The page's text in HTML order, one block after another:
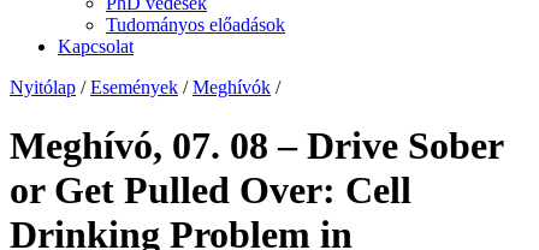
Tudományos előadások
Kapcsolat
Nyitólap / Események / Meghívók /
Meghívó, 07. 08 – Drive Sober
or Get Pulled Over: Cell
Drinking Problem in